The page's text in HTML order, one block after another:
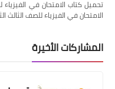
الامتحان في الفيزياء للصف الثالث
المشاركات الأخيرة